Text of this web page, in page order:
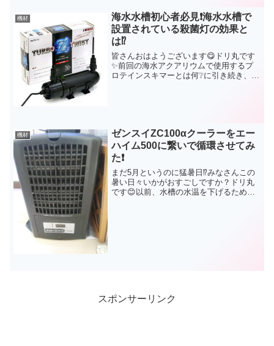
機材
海水水槽初心者必見❗海水水槽で
設置されている殺菌灯の効果と
は⁉️
皆さんおはようございます😋ドリ丸です
✨前回の海水アクアリウムで使用するプ
ロテインスキマーとは何❔に引き続き、第
機材
ゼンスイZC100αクーラーをエー
ハイム500に繋いで循環させてみ
た❗
まだ5月というのに猛暑日⁉️みなさんこの
暑い日々いかがおすごしですか？ドリ丸
です😊以前、水槽の水温を下げるため、
スポンサーリンク